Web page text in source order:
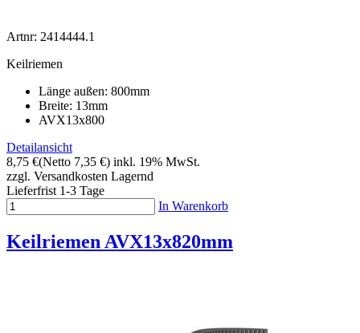
Artnr: 2414444.1
Keilriemen
Länge außen: 800mm
Breite: 13mm
AVX13x800
Detailansicht
8,75 €(Netto 7,35 €) inkl. 19% MwSt.
zzgl. Versandkosten Lagernd
Lieferfrist 1-3 Tage
In Warenkorb
Keilriemen AVX13x820mm